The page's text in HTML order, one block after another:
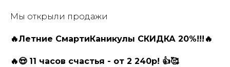
Мы открыли продажи
🔥Летние СмартиКаникулы СКИДКА 20%!!!🔥
🔥😍 11 часов счастья - от 2 240р! 👍🥰